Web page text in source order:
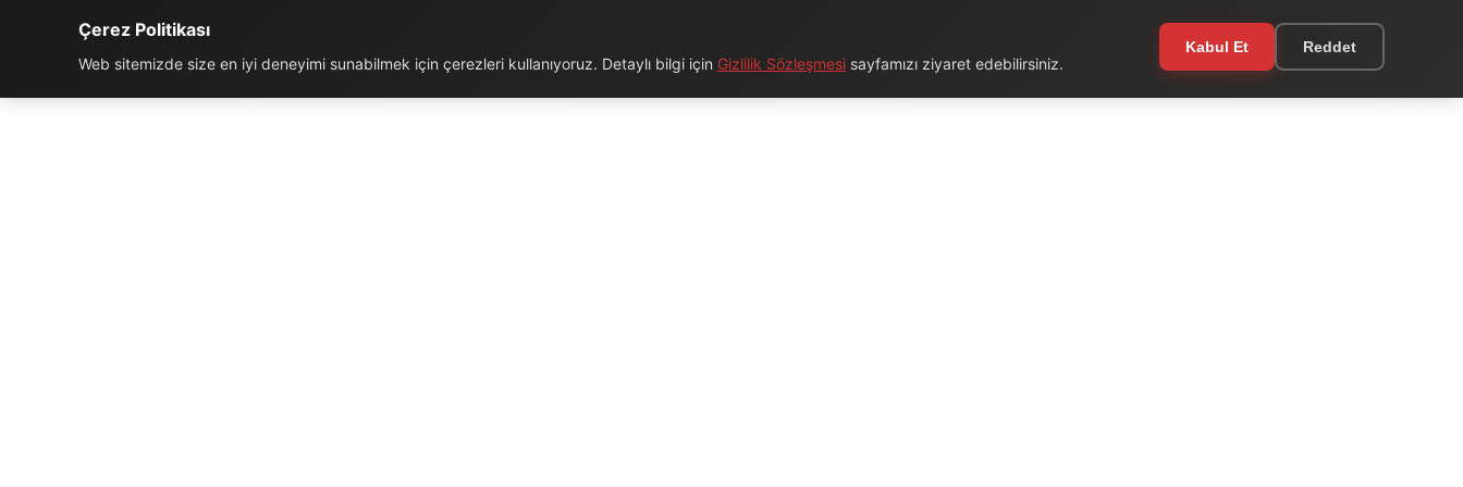
Çerez Politikası
Web sitemizde size en iyi deneyimi sunabilmek için çerezleri kullanıyoruz. Detaylı bilgi için Gizlilik Sözleşmesi sayfamızı ziyaret edebilirsiniz.
Kabul Et Reddet